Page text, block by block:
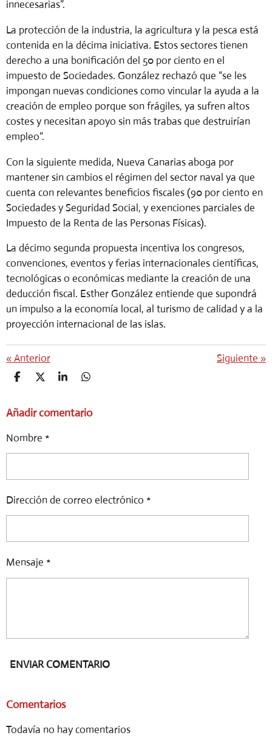
innecesarias”.
La protección de la industria, la agricultura y la pesca está
contenida en la décima iniciativa. Estos sectores tienen
derecho a una bonificación del 50 por ciento en el
impuesto de Sociedades. González rechazó que “se les
impongan nuevas condiciones como vincular la ayuda a la
creación de empleo porque son frágiles, ya sufren altos
costes y necesitan apoyo sin más trabas que destruirían
empleo”.
Con la siguiente medida, Nueva Canarias aboga por
mantener sin cambios el régimen del sector naval ya que
cuenta con relevantes beneficios fiscales (90 por ciento en
Sociedades y Seguridad Social, y exenciones parciales de
Impuesto de la Renta de las Personas Físicas).
La décimo segunda propuesta incentiva los congresos,
convenciones, eventos y ferias internacionales científicas,
tecnológicas o económicas mediante la creación de una
deducción fiscal. Esther González entiende que supondrá
un impulso a la economía local, al turismo de calidad y a la
proyección internacional de las islas.
«Anterior Siguiente »
C
P
R
T
I
C
P
R
T
I
C
P
I
C
P
I
Añadir comentario
Nombre *
Dirección de correo electrónico *
Mensaje *
ENVIAR COMENTARIO
Comentarios
Todavía no hay comentarios